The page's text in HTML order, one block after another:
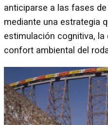
anticiparse a las fases
mediante una estrategia
estimulación cognitiva,
confort ambiental del